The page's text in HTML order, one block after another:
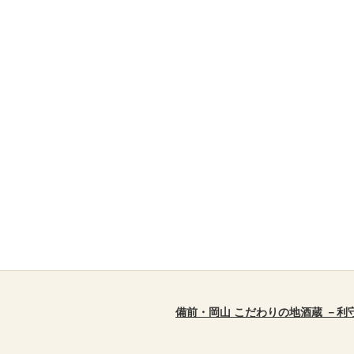
備前・岡山 こだわりの地酒蔵 －利